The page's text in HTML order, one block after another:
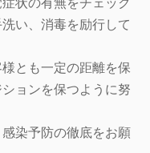
い、消毒を励行して
とも一定の距離を保
ョンを保つように努
染予防の徹底をお願